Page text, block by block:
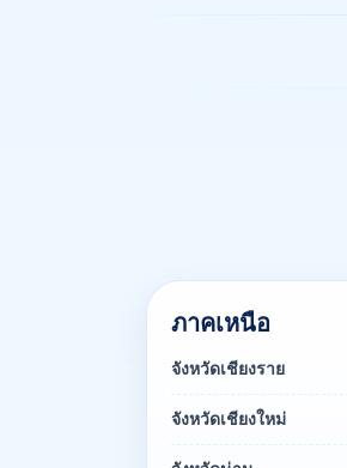
ภาคเหนือ
จังหวัดเชียงราย
จังหวัดเชียงใหม่